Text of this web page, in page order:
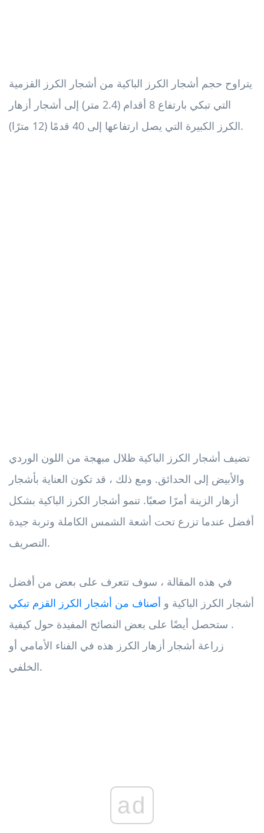
يتراوح حجم أشجار الكرز الباكية من أشجار الكرز القزمية
التي تبكي بارتفاع 8 أقدام (2.4 متر) إلى أشجار أزهار
الكرز الكبيرة التي يصل ارتفاعها إلى 40 قدمًا (12 مترًا).
تضيف أشجار الكرز الباكية ظلال مبهجة من اللون الوردي
والأبيض إلى الحدائق. ومع ذلك ، قد تكون العناية بأشجار
أزهار الزينة أمرًا صعبًا. تنمو أشجار الكرز الباكية بشكل
أفضل عندما تزرع تحت أشعة الشمس الكاملة وتربة جيدة
التصريف.
في هذه المقالة ، سوف تتعرف على بعض من أفضل
أشجار الكرز الباكية و أصناف من أشجار الكرز القزم تبكي
. ستحصل أيضًا على بعض النصائح المفيدة حول كيفية
زراعة أشجار أزهار الكرز هذه في الفناء الأمامي أو
الخلفي.
ad